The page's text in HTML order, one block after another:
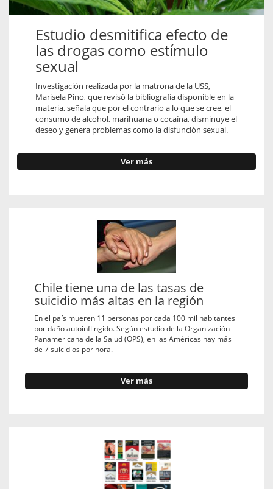
Estudio desmitifica efecto de
las drogas como estímulo
sexual
Investigación realizada por la matrona de la USS,
Marisela Pino, que revisó la bibliografía disponible en la
materia, señala que por el contrario a lo que se cree, el
consumo de alcohol, marihuana o cocaína, disminuye el
deseo y genera problemas como la disfunción sexual.
Ver más
Chile tiene una de las tasas de
suicidio más altas en la región
En el país mueren 11 personas por cada 100 mil habitantes
por daño autoinflingido. Según estudio de la Organización
Panamericana de la Salud (OPS), en las Américas hay más
de 7 suicidios por hora.
Ver más